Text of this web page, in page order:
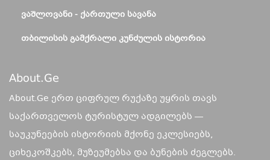
ᲕᲐᲨᲚᲝᲕᲐᲜᲘ - ᲥᲐᲠᲗᲣᲚᲘ ᲡᲐᲕᲐᲜᲐ
ᲗᲑᲘᲚᲘᲡᲘᲡ ᲒᲐᲛᲥᲠᲐᲚᲘ ᲙᲣᲜᲫᲣᲚᲘᲡ ᲘᲡᲢᲝᲠᲘᲐ
About.ge
About.Ge ერთ ციფრულ რუქაზე უყრის თავს
საქართველოს ტურისტულ ადგილებს —
საუკუნეების ისტორიის მქონე ეკლესიებს,
ციხეკოშკებს, მუზეუმებსა და ბუნების ძეგლებს.